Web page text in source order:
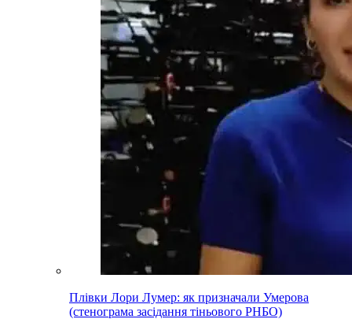
Плівки Лори Лумер: як призначали Умерова
(стенограма засідання тіньового РНБО)